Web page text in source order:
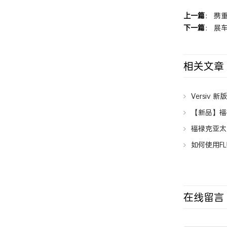
上一篇： 携
下一篇： 展
相关文章
Versiv 新
【新品】
福禄克亚
如何使用
在线留言